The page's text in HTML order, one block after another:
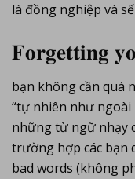
là đồng nghiệp và
𝐅𝐨𝐫𝐠𝐞𝐭𝐭𝐢𝐧𝐠
bạn không cần quá
“tự nhiên như ngoài
những từ ngữ nhạy
trường hợp các bạn
bad words (không